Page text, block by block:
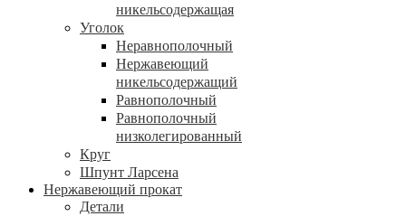
никельсодержащая
Уголок
Неравнополочный
Нержавеющий
никельсодержащий
Равнополочный
Равнополочный
низколегированный
Круг
Шпунт Ларсена
Нержавеющий прокат
Детали